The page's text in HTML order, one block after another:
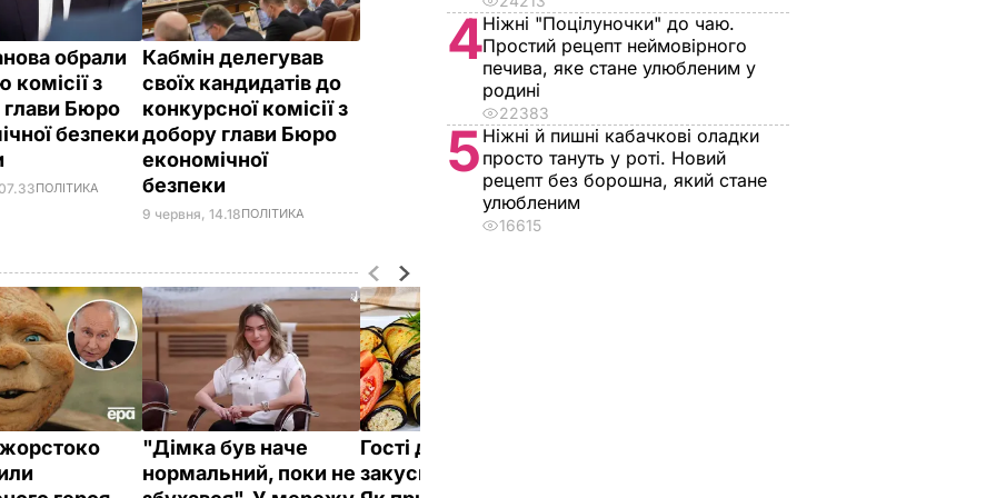
обрали
комісії з
Бюро
безпеки
ПОЛІТИКА
Кабмін делегував
своїх кандидатів до
конкурсної комісії з
добору глави Бюро
економічної
безпеки
9 червня, 14.18ПОЛІТИКА
жорстоко
"Дімка був наче
нормальний, поки не
Гості думають, що це
закуска з ресторану.
4Ніжні "Поцілуночки" до чаю.
Простий рецепт неймовірного
печива, яке стане улюбленим у
родині
22383
5 Ніжні й пишні кабачкові оладки
просто тануть у роті. Новий
рецепт без борошна, який стане
улюбленим
16615